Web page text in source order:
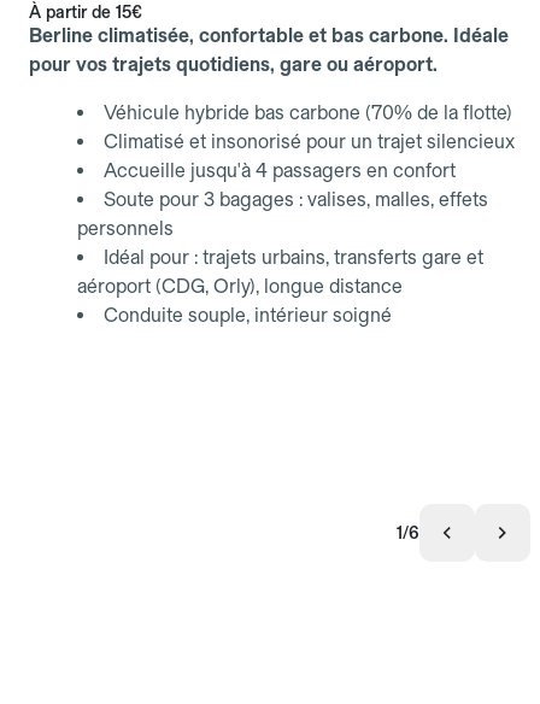
À partir de 15€
Berline climatisée, confortable et bas carbone. Idéale
pour vos trajets quotidiens, gare ou aéroport.
Véhicule hybride bas carbone (70% de la flotte)
Climatisé et insonorisé pour un trajet silencieux
Accueille jusqu'à 4 passagers en confort
Soute pour 3 bagages : valises, malles, effets
personnels
Idéal pour : trajets urbains, transferts gare et
aéroport (CDG, Orly), longue distance
Conduite souple, intérieur soigné
1/6